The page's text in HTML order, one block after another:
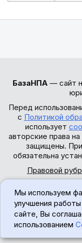
БазаНПА — сайт
Перед
с Политикой
использует
авторские права
защищены. При
обязательна
Правовой
Мы используем
улучшения
сайте, Вы
использованием